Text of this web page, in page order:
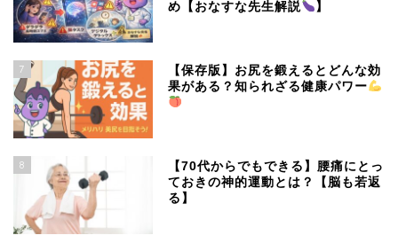
め【おなすな先生解説
】
7
【保存版】お尻を鍛えるとどんな効
果がある？知られざる健康パワー
8
【70代からでもできる】腰痛にとっ
ておきの神的運動とは？【脳も若返
る】